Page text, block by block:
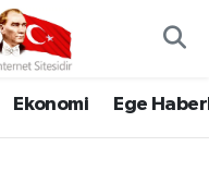
Ekonomi Ege